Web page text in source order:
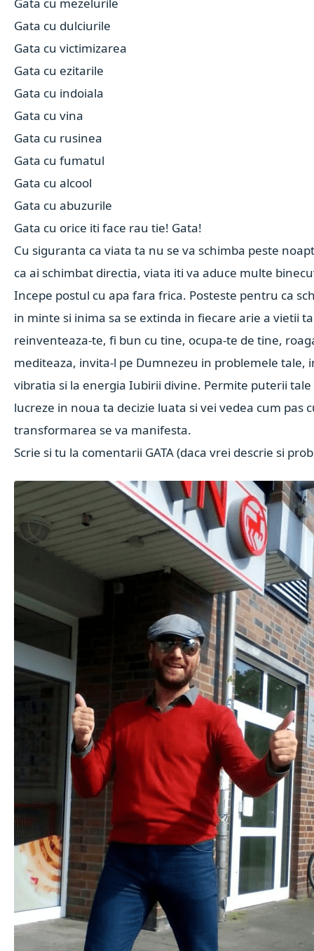
Gata cu dulciurile
Gata cu victimizarea
Gata cu ezitarile
Gata cu indoiala
Gata cu vina
Gata cu rusinea
Gata cu fumatul
Gata cu alcool
Gata cu abuzurile
Gata cu orice iti face rau tie! Gata!
Cu siguranta ca viata ta nu se va schimba peste
ca ai schimbat directia, viata iti va aduce multe
Incepe postul cu apa fara frica. Posteste pentru ca
in minte si inima sa se extinda in fiecare arie a vietii
reinventeaza-te, fi bun cu tine, ocupa-te de tine,
mediteaza, invita-l pe Dumnezeu in problemele tale,
vibratia si la energia Iubirii divine. Permite puterii
lucreze in noua ta decizie luata si vei vedea cum pas
transformarea se va manifesta.
Scrie si tu la comentarii GATA (daca vrei descrie si